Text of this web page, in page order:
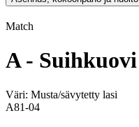
Match
A - Suihkuovi
Väri: Musta/sävytetty lasi
A81-04